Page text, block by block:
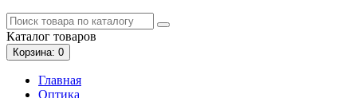
Каталог товаров
Корзина: 0
Главная
Оптика